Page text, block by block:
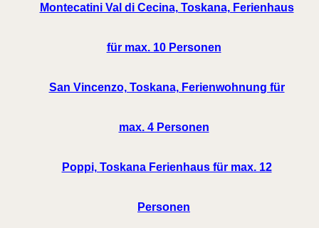
Montecatini Val di Cecina, Toskana, Ferienhaus
für max. 10 Personen
San Vincenzo, Toskana, Ferienwohnung für
max. 4 Personen
Poppi, Toskana Ferienhaus für max. 12
Personen